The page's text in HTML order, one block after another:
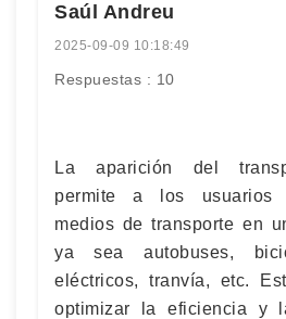
Saúl Andreu
2025-09-09 10:18:49
Respuestas : 10
La aparición del
permite a los usuarios
medios de transporte en
ya sea autobuses,
eléctricos, tranvía, etc.
optimizar la eficiencia y